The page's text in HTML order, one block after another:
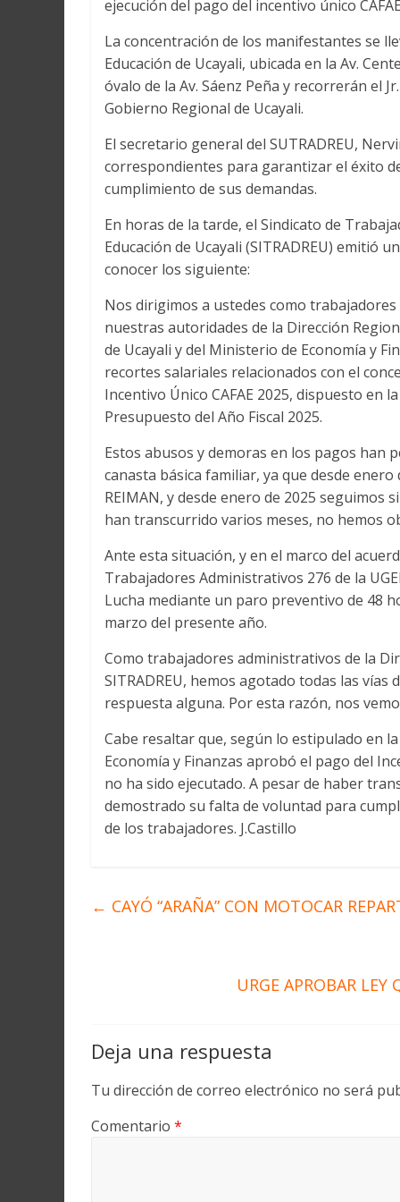
ejecución del pago del incentivo único
La concentración de los manifestantes se
Educación de Ucayali, ubicada en la Av.
óvalo de la Av. Sáenz Peña y recorrerán el
Gobierno Regional de Ucayali.
El secretario general del SUTRADREU,
correspondientes para garantizar el éxito
cumplimiento de sus demandas.
En horas de la tarde, el Sindicato de
Educación de Ucayali (SITRADREU) emitió
conocer los siguiente:
Nos dirigimos a ustedes como
nuestras autoridades de la Dirección
de Ucayali y del Ministerio de Economía y
recortes salariales relacionados con el
Incentivo Único CAFAE 2025, dispuesto en
Presupuesto del Año Fiscal 2025.
Estos abusos y demoras en los pagos han
canasta básica familiar, ya que desde
REIMAN, y desde enero de 2025 seguimos
han transcurrido varios meses, no hemos
Ante esta situación, y en el marco del
Trabajadores Administrativos 276 de la
Lucha mediante un paro preventivo de 48
marzo del presente año.
Como trabajadores administrativos de la
SITRADREU, hemos agotado todas las
respuesta alguna. Por esta razón, nos
Cabe resaltar que, según lo estipulado en
Economía y Finanzas aprobó el pago del
no ha sido ejecutado. A pesar de haber
demostrado su falta de voluntad para
de los trabajadores. J.Castillo
← CAYÓ “ARAÑA” CON MOTOCAR
URGE APROBAR LEY
Deja una respuesta
Tu dirección de correo electrónico no será
Comentario *